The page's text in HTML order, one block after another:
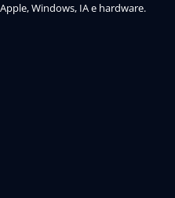
Windows, IA e hardware.